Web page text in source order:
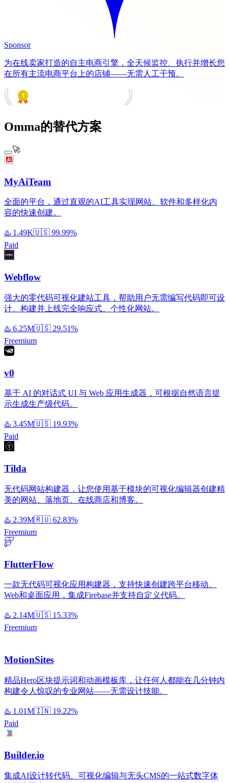
Sponsor
为在线卖家打造的自主电商引擎，全天候监控、执行并增长您
在所有主流电商平台上的店铺——无需人工干预。
Omma的替代方案
🚀
MyAiTeam
全面的平台，通过直观的AI工具实现网站、软件和多样化内
容的快速创建。
♨️ 1.49K🇺🇸 99.99%
Paid
Webflow
强大的零代码可视化建站工具，帮助用户无需编写代码即可设
计、构建并上线完全响应式、个性化网站。
♨️ 6.25M🇺🇸 29.51%
Freemium
v0
基于 AI 的对话式 UI 与 Web 应用生成器，可根据自然语言提
示生成生产级代码。
♨️ 3.45M🇺🇸 19.93%
Paid
Tilda
无代码网站构建器，让您使用基于模块的可视化编辑器创建精
美的网站、落地页、在线商店和博客。
♨️ 2.39M🇷🇺 62.83%
Freemium
FlutterFlow
一款无代码可视化应用构建器，支持快速创建跨平台移动、
Web和桌面应用，集成Firebase并支持自定义代码。
♨️ 2.14M🇺🇸 15.33%
Freemium
MotionSites
精品Hero区块提示词和动画模板库，让任何人都能在几分钟内
构建令人惊叹的专业网站——无需设计技能。
♨️ 1.01M🇮🇳 19.22%
Paid
Builder.io
集成AI设计转代码、可视化编辑与无头CMS的一站式数字体